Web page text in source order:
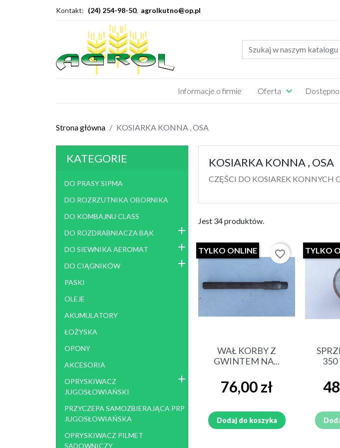
Kontakt: (24) 254-98-50, agrolkutno@op.pl
Informacje o firmie Oferta 
DO SIEWNIKA AEROMAT
SIEWNIK AEROMAT, BECKER
DO CIĄGNIKÓW
ŁOŻYSKA
OPRYSKIWACZ
części do pomp bm-2
POMPA BM 65/30 I CZĘŚCI
POZNANIAK
WAPNA
ROZSIEWACZ RNP
ROZSIEWACZ RCW 3
ROZSIEWACZ JARMET
ROZSIEWACZ RNZ , LEJEK
MOTYL
ŁADOWACZ UNHZ ŁADOWACZ CYKLOP
Strona główna KOSIARKA KONNA , OSA
KATEGORIE
DO PRASY SIPMA
DO ROZRZUTNIKA OBORNIKA
DO KOMBAJNU CLASS
DO ROZDRABNIACZA BĄK
DO SIEWNIKA AEROMAT
DO CIĄGNIKÓW
PASKI
OLEJE
AKUMULATORY
ŁOŻYSKA
OPONY
AKCESORIA
OPRYSKIWACZ
JUGOSŁOWIAŃSKI
PRZYCZEPA SAMOZBIERAJĄCA PRP
JUGOSŁOWIAŃSKA
OPRYSKIWACZ PILMET
SADOWNICZY
KOSIARKA KONNA , OSA
CZĘŚCI DO KOSIAREK KONNYCH
Jest 34 produktów.
Szybki podgląd
WAŁ KORBY Z
GWINTEM NA...
Cena
76,00 zł
Dodaj do koszyka
TYLKO ONLINE favorite_border
350
Cena
TYLKO